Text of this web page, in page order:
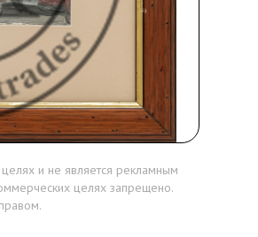
и не является рекламным
целях запрещено.